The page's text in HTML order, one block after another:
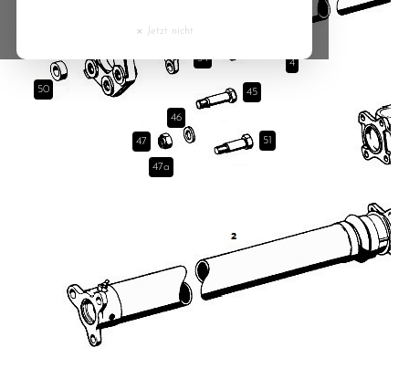
50
34 4
45
51
46
47
47a
Czech Republic
Greece
Hungary
× Jetzt nicht